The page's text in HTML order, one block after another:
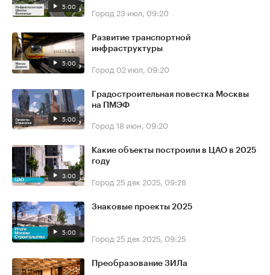
5:00 Город 23 июл, 09:20
5:00
Развитие транспортной
инфраструктуры
Город 02 июл, 09:20
5:00
Градостроительная повестка Москвы
на ПМЭФ
Город 18 июн, 09:20
3:00
Какие объекты построили в ЦАО в 2025
году
Город 25 дек 2025, 09:28
5:00
Знаковые проекты 2025
Город 25 дек 2025, 09:25
Преобразование ЗИЛа